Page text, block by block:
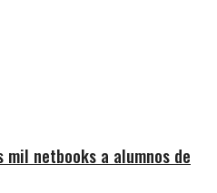
netbooks a alumnos de